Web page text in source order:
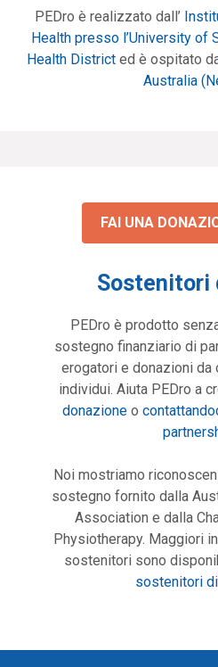
PEDro è realizzato dall’
Health presso l’University of
Health Districted è ospitato
Australia
FAI UNA
Sostenitori
PEDro è prodotto
sostegno finanziario di
erogatori e donazioni da
individui. Aiuta PEDro a
donazioneo
Noi mostriamo
sostegno fornito dalla
Association e dalla
Physiotherapy. Maggiori
sostenitori sono
sostenitori